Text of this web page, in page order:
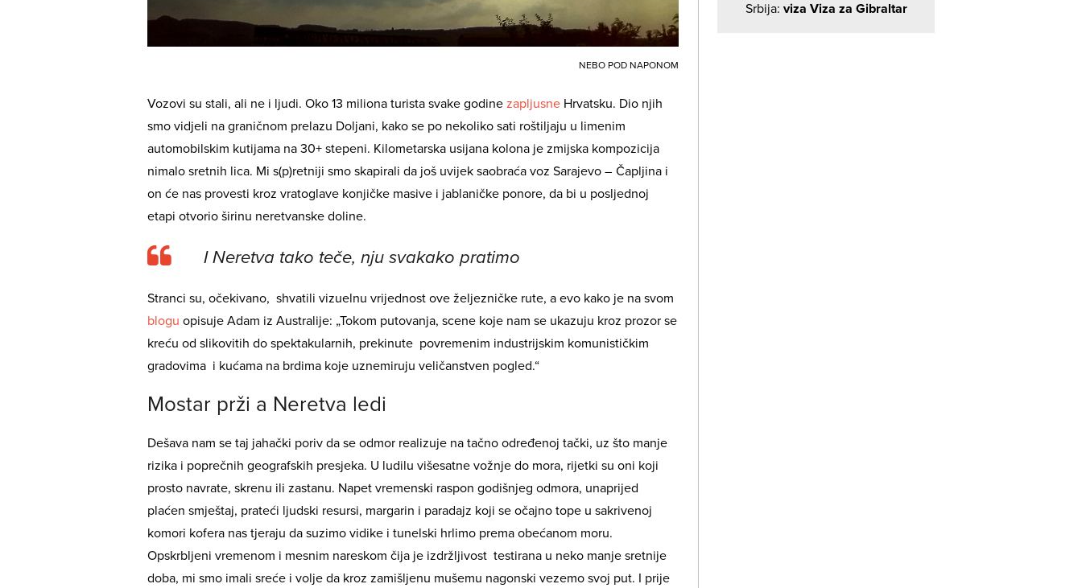
NEBO POD NAPONOM
Vozovi su stali, ali ne i ljudi. Oko 13 miliona turista svake godine zapljusne Hrvatsku. Dio njih
smo vidjeli na graničnom prelazu Doljani, kako se po nekoliko sati roštiljaju u limenim
automobilskim kutijama na 30+ stepeni. Kilometarska usijana kolona je zmijska kompozicija
nimalo sretnih lica. Mi s(p)retniji smo skapirali da još uvijek saobraća voz Sarajevo – Čapljina i
on će nas provesti kroz vratoglave konjičke masive i jablaničke ponore, da bi u posljednoj
etapi otvorio širinu neretvanske doline.
I Neretva tako teče, nju svakako pratimo
Stranci su, očekivano, shvatili vizuelnu vrijednost ove željezničke rute, a evo kako je na svom
blogu opisuje Adam iz Australije: „Tokom putovanja, scene koje nam se ukazuju kroz prozor se
kreću od slikovitih do spektakularnih, prekinute povremenim industrijskim komunističkim
gradovima i kućama na brdima koje uznemiruju veličanstven pogled.“
Mostar prži a Neretva ledi
Dešava nam se taj jahački poriv da se odmor realizuje na tačno određenoj tački, uz što manje
rizika i poprečnih geografskih presjeka. U ludilu višesatne vožnje do mora, rijetki su oni koji
prosto navrate, skrenu ili zastanu. Napet vremenski raspon godišnjeg odmora, unaprijed
plaćen smještaj, prateći ljudski resursi, margarin i paradajz koji se očajno tope u sakrivenoj
komori kofera nas tjeraju da suzimo vidike i tunelski hrlimo prema obećanom moru.
Opskrbljeni vremenom i mesnim nareskom čija je izdržljivost testirana u neko manje sretnije
doba, mi smo imali sreće i volje da kroz zamišljenu mušemu nagonski vezemo svoj put. I prije
Srbija: viza Viza za Gibraltar